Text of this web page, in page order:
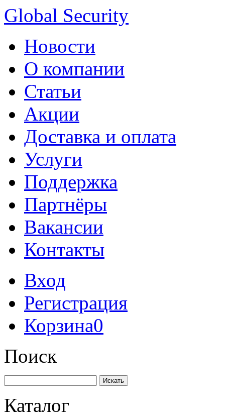
Global Security
Новости
О компании
Статьи
Акции
Доставка и оплата
Услуги
Поддержка
Партнёры
Вакансии
Контакты
Вход
Регистрация
Корзина0
Поиск
Искать
Каталог